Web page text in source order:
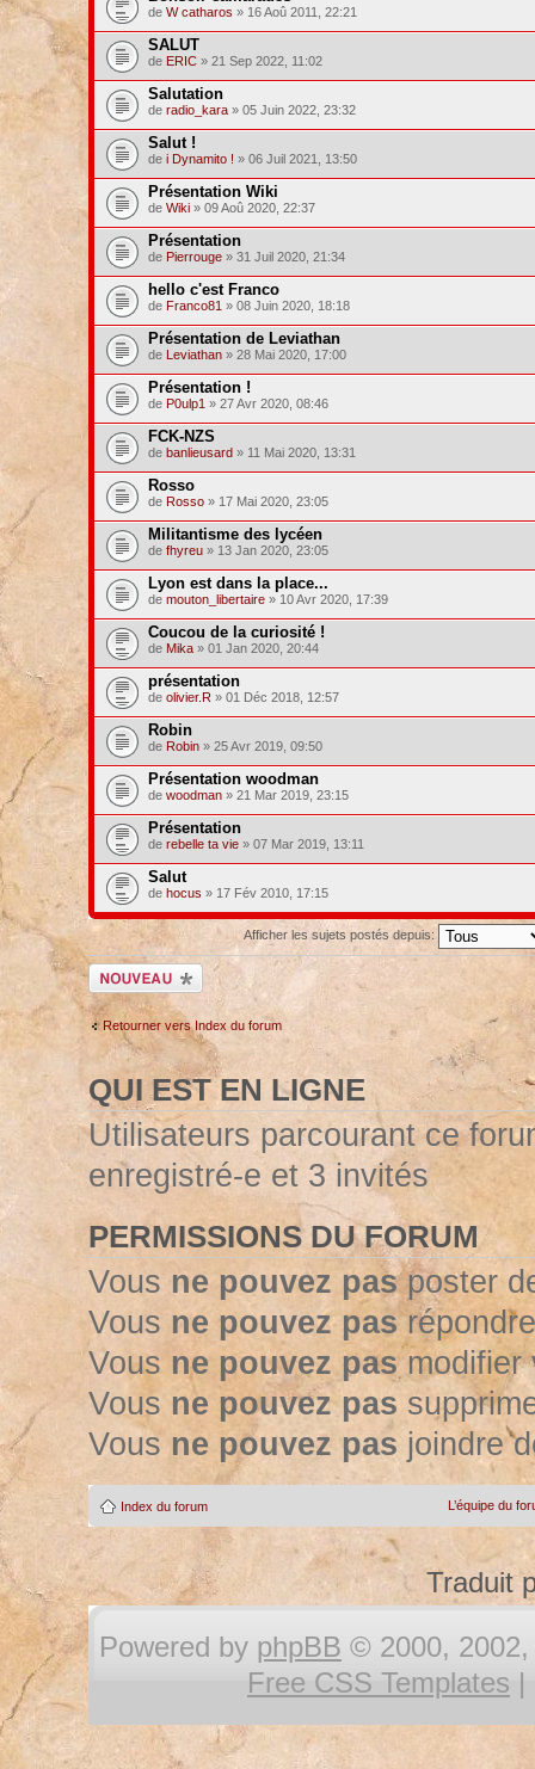
de W catharos » 16 Aoû 2011, 22:21
SALUT
de ERIC» 21 Sep 2022, 11:02
Salutation
de radio_kara» 05 Juin 2022, 23:32
Salut !
de i Dynamito ! » 06 Juil 2021, 13:50
Présentation Wiki
de Wiki» 09 Aoû 2020, 22:37
Présentation
de Pierrouge» 31 Juil 2020, 21:34
hello c'est Franco
de Franco81 » 08 Juin 2020, 18:18
Présentation de Leviathan
de Leviathan» 28 Mai 2020, 17:00
Présentation !
de P0ulp1 » 27 Avr 2020, 08:46
FCK-NZS
de banlieusard» 11 Mai 2020, 13:31
Rosso
de Rosso» 17 Mai 2020, 23:05
Militantisme des lycéen
de fhyreu» 13 Jan 2020, 23:05
Lyon est dans la place...
de mouton_libertaire» 10 Avr 2020, 17:39
Coucou de la curiosité !
de Mika» 01 Jan 2020, 20:44
présentation
de olivier.R » 01 Déc 2018, 12:57
Robin
de Robin» 25 Avr 2019, 09:50
Présentation woodman
de woodman» 21 Mar 2019, 23:15
Présentation
de rebelle ta vie» 07 Mar 2019, 13:11
Salut
de hocus » 17 Fév 2010, 17:15
Afficher les sujets postés depuis:
Ecrire un nouveau
sujet
Retourner vers Index du forum
QUI EST EN LIGNE
Utilisateurs parcourant ce
enregistré-e et 3 invités
PERMISSIONS DU FORUM
Vous ne pouvez pasposter
Vous ne pouvez pas
Vous ne pouvez pasmodifier
Vous ne pouvez pas
Vous ne pouvez pas joindre
Index du forum L’équipe du
Traduit
Powered by phpBB © 2000, 2002,
Free CSS Templates |